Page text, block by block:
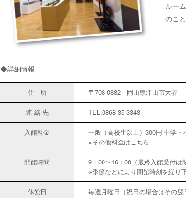
ルー
のこ
◆詳細情報
住 所 〒708-0882 岡山県津山市大谷
連 絡 先 TEL.0868-35-3343
入館料金
一般（高校生以上）300円 中学
※その他料金はこちら
開館時間
9：00〜16：00（最終入館受付は
※季節などにより閉館時刻を繰り
休館日 毎週月曜日（祝日の場合はその翌